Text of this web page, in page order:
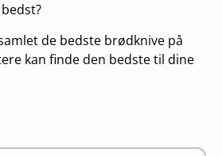
de bedste brødknive på
kan finde den bedste til dine